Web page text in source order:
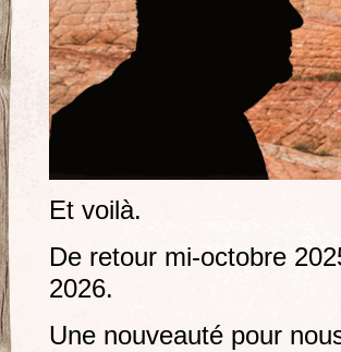
Et voilà.
De retour mi-octobre
2026.
Une nouveauté pour